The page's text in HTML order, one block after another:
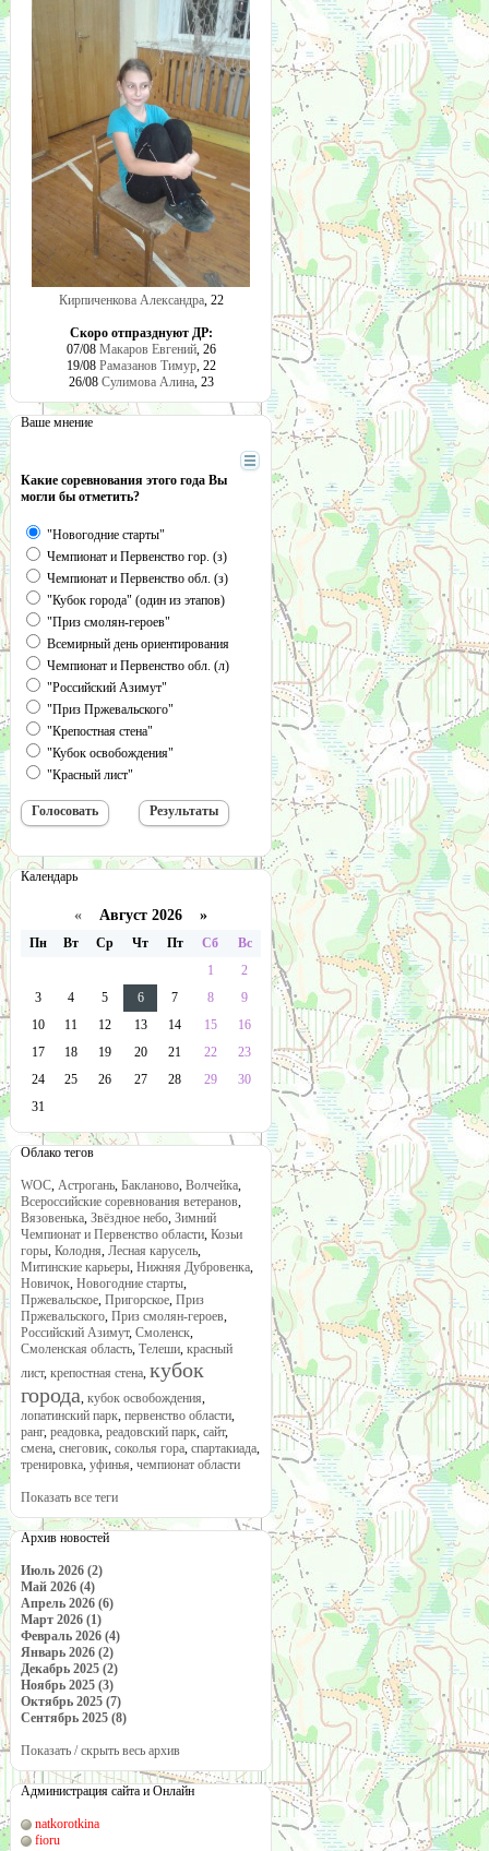
Кирпиченкова Александра, 22
Скоро отпразднуют ДР:
07/08 Макаров Евгений, 26
19/08 Рамазанов Тимур, 22
26/08 Сулимова Алина, 23
Ваше мнение
Какие соревнования этого года Вы
могли бы отметить?
"Новогодние старты"
Чемпионат и Первенство гор. (з)
Чемпионат и Первенство обл. (з)
"Кубок города" (один из этапов)
"Приз смолян-героев"
Всемирный день ориентирования
Чемпионат и Первенство обл. (л)
"Российский Азимут"
"Приз Пржевальского"
"Крепостная стена"
"Кубок освобождения"
"Красный лист"
Календарь
« Август 2026 »
Пн Вт Ср Чт Пт Сб
Вс
1
2
3
4 5 6 7 8
9
10
11 12 13 14 15
16
17
18 19 20 21 22
23
24
25 26 27 28 29
30
31
Облако тегов
WOC, Астрогань, Бакланово, Волчейка,
Всероссийские соревнования ветеранов,
Вязовенька, Звёздное небо, Зимний
Чемпионат и Первенство области, Козьи
горы, Колодня, Лесная карусель,
Митинские карьеры, Нижняя Дубровенка,
Новичок, Новогодние старты,
Пржевальское, Пригорское, Приз
Пржевальского, Приз смолян-героев,
Российский Азимут, Смоленск,
Смоленская область, Телеши, красный
лист, крепостная стена, кубок
города, кубок освобождения,
лопатинский парк, первенство области,
ранг, реадовка, реадовский парк, сайт,
смена, снеговик, соколья гора, спартакиада,
тренировка, уфинья, чемпионат области
Показать все теги
Архив новостей
Июль 2026 (2)
Май 2026 (4)
Апрель 2026 (6)
Март 2026 (1)
Февраль 2026 (4)
Январь 2026 (2)
Декабрь 2025 (2)
Ноябрь 2025 (3)
Октябрь 2025 (7)
Сентябрь 2025 (8)
Показать / скрыть весь архив
Администрация сайта и Онлайн
natkorotkina
fioru